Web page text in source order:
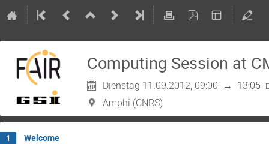
Computing Session at
Dienstag 11.09.2012, 09:00 → 13:05
Amphi (CNRS)
1 Welcome